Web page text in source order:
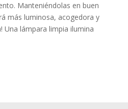
Manteniéndolas en buen
más luminosa, acogedora y
Una lámpara limpia ilumina